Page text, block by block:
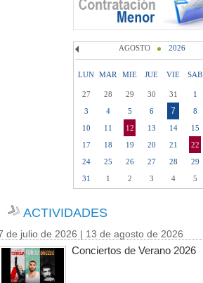
AGOSTO 2026
LUN MAR MIE JUE VIE SAB
27 28 29 30 31 1
3
4 5 6 7 8
10
11 12 13 14 15
17
18 19 20 21 22
24
25 26 27 28 29
31
1 2 3 4 5
ACTIVIDADES
de julio de 2026 | 13 de agosto de 2026
Conciertos de Verano 2026